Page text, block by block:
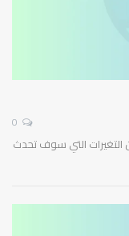
التغيرات التي سوف تحدث